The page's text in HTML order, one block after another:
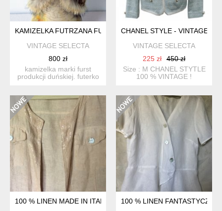
KAMIZELKA FUTRZANA FURST
VINTAGE SELECTA
800 zł
kamizelka marki furst
produkcji duńskiej. futerko
CHANEL STYLE - VINTAGE
VINTAGE SELECTA
225 zł
450 zł
Size : M CHANEL STYTLE
100 % VINTAGE !
100 % LINEN MADE IN ITALY PUDROWY RÓŻ CIEKAWY
100 % LINEN FANTASTYCZNA